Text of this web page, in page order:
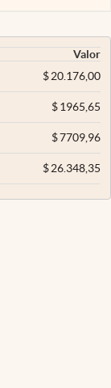
Valor
$20.176,00
$1965,65
$7709,96
$26.348,35